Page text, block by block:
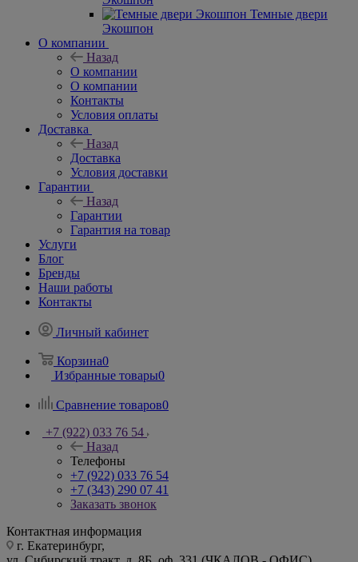
Темные двери
Экошпон
О компании
Назад
О компании
О компании
Контакты
Условия оплаты
Доставка
Назад
Доставка
Условия доставки
Гарантии
Назад
Гарантии
Гарантия на товар
Услуги
Блог
Бренды
Наши работы
Контакты
Личный кабинет
Корзина0
Избранные товары0
Сравнение товаров0
+7 (922) 033 76 54
Назад
Телефоны
+7 (922) 033 76 54
+7 (343) 290 07 41
Заказать звонок
Контактная информация
г. Екатеринбург,